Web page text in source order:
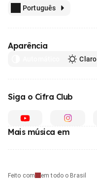
Português
Aparência
Claro
Siga o Cifra Club
Mais música em
Feito com em todo o Brasil